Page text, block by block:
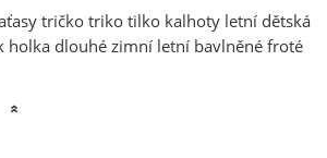
tričko triko tilko kalhoty letní dětská
holka dlouhé zimní letní bavlněné froté